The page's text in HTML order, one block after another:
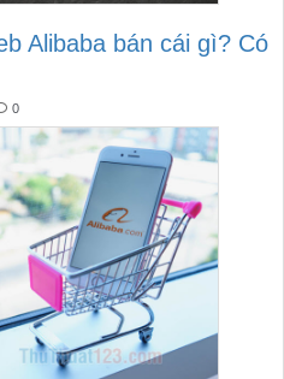
Alibaba bán cái gì? Có
0